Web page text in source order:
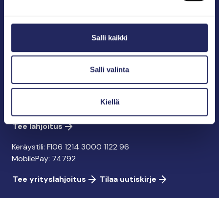
Salli kaikki
Salli valinta
Kiellä
John Nurmisen Säätiö sr.
00240 Helsinki
y-tunnus: 0895353-5
Tee lahjoitus
Keräystili: FI06 1214 3000 1122 96
MobilePay: 74792
Tee yrityslahjoitus
Tilaa uutiskirje